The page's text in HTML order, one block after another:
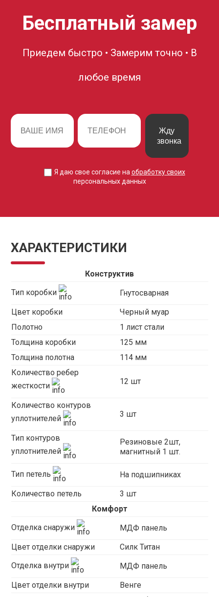
Бесплатный замер
Приедем быстро • Замерим точно • В
любое время
Жду
звонка
Я даю свое согласие на обработку своих
персональных данных
ХАРАКТЕРИСТИКИ
Конструктив
Тип коробки Гнутосварная
Цвет коробки
Черный муар
Полотно
1 лист стали
Толщина коробки
125 мм
Толщина полотна
114 мм
Количество ребер
жесткости
12 шт
Количество контуров
уплотнителей
3 шт
Тип контуров
уплотнителей
Резиновые 2шт,
магнитный 1 шт.
Тип петель На подшипниках
Количество петель
3 шт
Комфорт
Отделка снаружи МДФ панель
Цвет отделки снаружи Силк Титан
Отделка внутри МДФ панель
Цвет отделки внутри
Венге